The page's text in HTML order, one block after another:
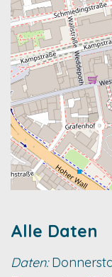
Alle Daten
Daten: